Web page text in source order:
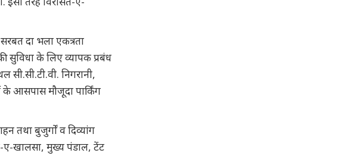
दा भला एकत्रता
सुविधा के लिए व्यापक प्रबंध
निगरानी,
के आसपास मौजूदा पार्किंग
तथा बुजुर्गों व दिव्यांग
ए-खालसा, मुख्य पंडाल, टेंट